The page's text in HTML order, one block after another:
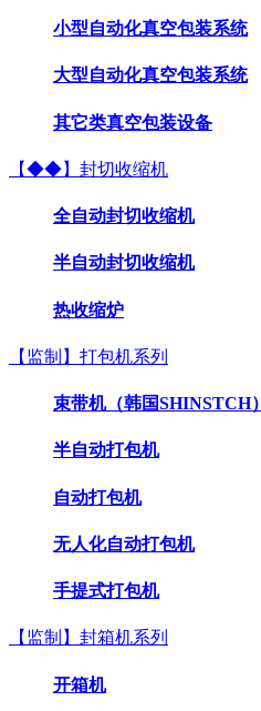
小型自动化真空包装系统
大型自动化真空包装系统
其它类真空包装设备
【◆◆】封切收缩机
全自动封切收缩机
半自动封切收缩机
热收缩炉
【监制】打包机系列
束带机（韩国SHINSTCH）
半自动打包机
自动打包机
无人化自动打包机
手提式打包机
【监制】封箱机系列
开箱机